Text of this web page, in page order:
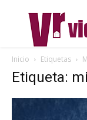
Inicio Etiquetas
Etiqueta: